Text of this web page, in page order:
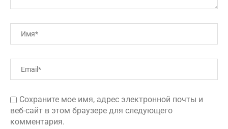
Сохраните мое имя, адрес электронной почты и
веб-сайт в этом браузере для следующего
комментария.